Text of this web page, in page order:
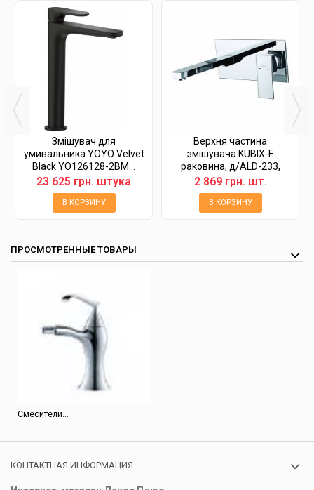
Змішувач для
умивальника YOYO Velvet
Black YO126128-2BM...
23 625 грн. штука
В КОРЗИНУ
Верхня частина
змішувача KUBIX-F
раковина, д/ALD-233,
хром
2 869 грн. шт.
В КОРЗИНУ
ПРОСМОТРЕННЫЕ ТОВАРЫ
Смесители...
КОНТАКТНАЯ ИНФОРМАЦИЯ